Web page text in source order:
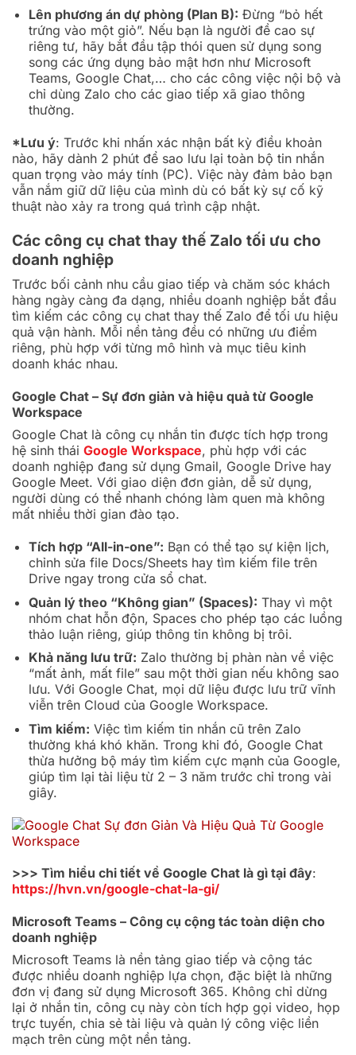
Lên phương án dự phòng (Plan B): Đừng “bỏ hết
trứng vào một giỏ”. Nếu bạn là người đề cao sự
riêng tư, hãy bắt đầu tập thói quen sử dụng song
song các ứng dụng bảo mật hơn như Microsoft
Teams, Google Chat,… cho các công việc nội bộ và
chỉ dùng Zalo cho các giao tiếp xã giao thông
thường.
*Lưu ý: Trước khi nhấn xác nhận bất kỳ điều khoản
nào, hãy dành 2 phút để sao lưu lại toàn bộ tin nhắn
quan trọng vào máy tính (PC). Việc này đảm bảo bạn
vẫn nắm giữ dữ liệu của mình dù có bất kỳ sự cố kỹ
thuật nào xảy ra trong quá trình cập nhật.
Các công cụ chat thay thế Zalo tối ưu cho
doanh nghiệp
Trước bối cảnh nhu cầu giao tiếp và chăm sóc khách
hàng ngày càng đa dạng, nhiều doanh nghiệp bắt đầu
tìm kiếm các công cụ chat thay thế Zalo để tối ưu hiệu
quả vận hành. Mỗi nền tảng đều có những ưu điểm
riêng, phù hợp với từng mô hình và mục tiêu kinh
doanh khác nhau.
Google Chat – Sự đơn giản và hiệu quả từ Google
Workspace
Google Chat là công cụ nhắn tin được tích hợp trong
hệ sinh thái Google Workspace, phù hợp với các
doanh nghiệp đang sử dụng Gmail, Google Drive hay
Google Meet. Với giao diện đơn giản, dễ sử dụng,
người dùng có thể nhanh chóng làm quen mà không
mất nhiều thời gian đào tạo.
Tích hợp “All-in-one”: Bạn có thể tạo sự kiện lịch,
chỉnh sửa file Docs/Sheets hay tìm kiếm file trên
Drive ngay trong cửa sổ chat.
Quản lý theo “Không gian” (Spaces): Thay vì một
nhóm chat hỗn độn, Spaces cho phép tạo các luồng
thảo luận riêng, giúp thông tin không bị trôi.
Khả năng lưu trữ: Zalo thường bị phàn nàn về việc
“mất ảnh, mất file” sau một thời gian nếu không sao
lưu. Với Google Chat, mọi dữ liệu được lưu trữ vĩnh
viễn trên Cloud của Google Workspace.
Tìm kiếm: Việc tìm kiếm tin nhắn cũ trên Zalo
thường khá khó khăn. Trong khi đó, Google Chat
thừa hưởng bộ máy tìm kiếm cực mạnh của Google,
giúp tìm lại tài liệu từ 2 – 3 năm trước chỉ trong vài
giây.
>>> Tìm hiểu chi tiết về Google Chat là gì tại đây:
https://hvn.vn/google-chat-la-gi/
Microsoft Teams – Công cụ cộng tác toàn diện cho
doanh nghiệp
Microsoft Teams là nền tảng giao tiếp và cộng tác
được nhiều doanh nghiệp lựa chọn, đặc biệt là những
đơn vị đang sử dụng Microsoft 365. Không chỉ dừng
lại ở nhắn tin, công cụ này còn tích hợp gọi video, họp
trực tuyến, chia sẻ tài liệu và quản lý công việc liền
mạch trên cùng một nền tảng.